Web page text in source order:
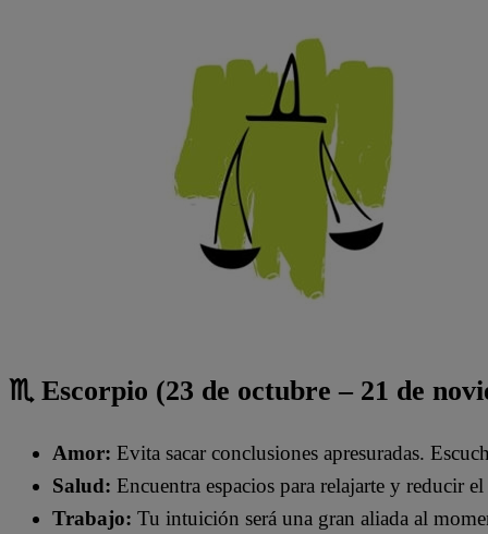
♏ Escorpio (23 de octubre – 21 de
Amor: Evita sacar conclusiones apresuradas.
Salud: Encuentra espacios para relajarte y reducir el
Trabajo: Tu intuición será una gran aliada al